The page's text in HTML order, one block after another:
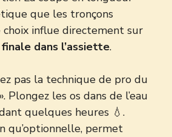
que les tronçons
choix influe directement sur
dans l’assiette.
pas la technique de pro du
Plongez les os dans de l’eau
quelques heures 💧.
qu’optionnelle, permet